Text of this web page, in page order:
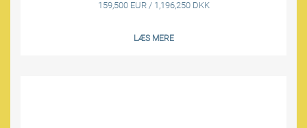
159,500 EUR / 1,196,250 DKK
LÆS MERE